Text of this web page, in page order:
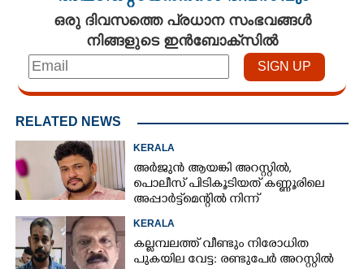
ഒരു ദിവസത്തെ പ്രധാന സംഭവങ്ങൾ
നിങ്ങളുടെ ഇൻബോക്സിൽ
RELATED NEWS
KERALA
അർജുൻ ആയങ്കി അറസ്റ്റിൽ,
പൊലീസ് പിടികൂടിയത് കണ്ണൂരിലെ
അപ്പാർട്ട്‌മെന്റിൽ നിന്ന്
KERALA
കല്ലമ്പലത്ത് വീണ്ടും നിരോധിത
പുകയില വേട്ട: രണ്ടുപേർ അറസ്റ്റിൽ